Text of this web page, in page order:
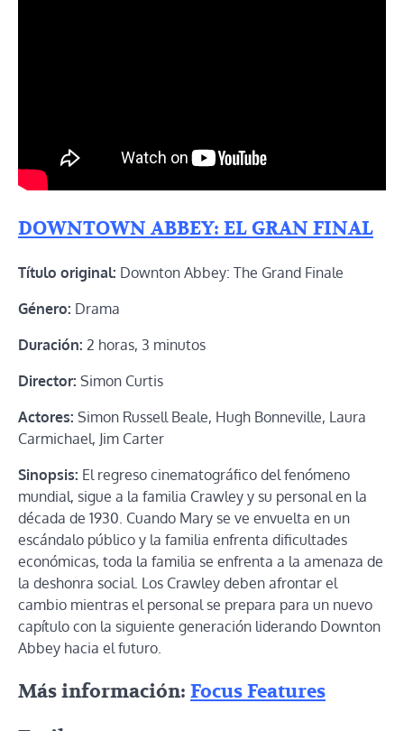
DOWNTOWN ABBEY: EL GRAN FINAL
Título original: Downton Abbey: The Grand Finale
Género: Drama
Duración: 2 horas, 3 minutos
Director: Simon Curtis
Actores: Simon Russell Beale, Hugh Bonneville, Laura
Carmichael, Jim Carter
Sinopsis: El regreso cinematográfico del fenómeno
mundial, sigue a la familia Crawley y su personal en la
década de 1930. Cuando Mary se ve envuelta en un
escándalo público y la familia enfrenta dificultades
económicas, toda la familia se enfrenta a la amenaza de
la deshonra social. Los Crawley deben afrontar el
cambio mientras el personal se prepara para un nuevo
capítulo con la siguiente generación liderando Downton
Abbey hacia el futuro.
Más información: Focus Features